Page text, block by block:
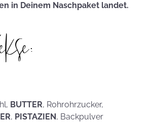
in Deinem Naschpaket landet.
BUTTER, Rohrohrzucker,
, PISTAZIEN, Backpulver